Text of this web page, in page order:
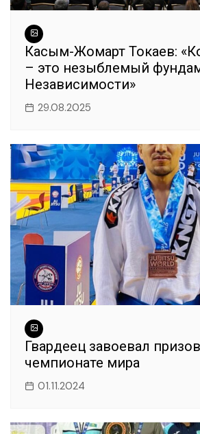
Касым-Жомарт Токаев:
– это незыблемый
Независимости»
29.08.2025
Гвардеец завоевал
чемпионате мира
01.11.2024